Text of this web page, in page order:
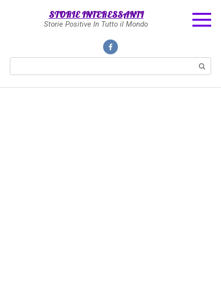
STORIE INTERESSANTI
Storie Positive In Tutto il Mondo